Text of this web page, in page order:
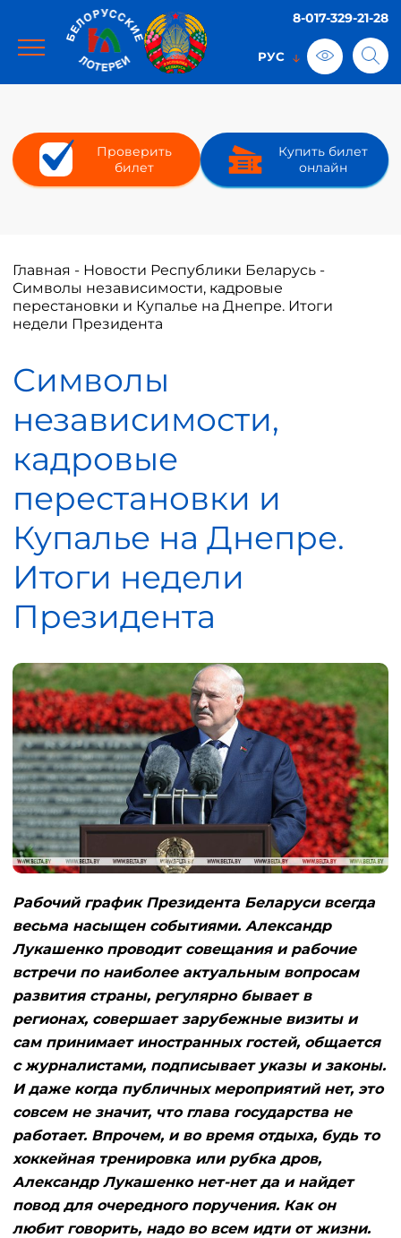
8-017-329-21-28
Проверить
билет
Купить билет
онлайн
Главная - Новости Республики Беларусь -
Символы независимости, кадровые
перестановки и Купалье на Днепре. Итоги
недели Президента
Символы
независимости,
кадровые
перестановки и
Купалье на Днепре.
Итоги недели
Президента
Рабочий график Президента Беларуси всегда
весьма насыщен событиями. Александр
Лукашенко проводит совещания и рабочие
встречи по наиболее актуальным вопросам
развития страны, регулярно бывает в
регионах, совершает зарубежные визиты и
сам принимает иностранных гостей, общается
с журналистами, подписывает указы и законы.
И даже когда публичных мероприятий нет, это
совсем не значит, что глава государства не
работает. Впрочем, и во время отдыха, будь то
хоккейная тренировка или рубка дров,
Александр Лукашенко нет-нет да и найдет
повод для очередного поручения. Как он
любит говорить, надо во всем идти от жизни.